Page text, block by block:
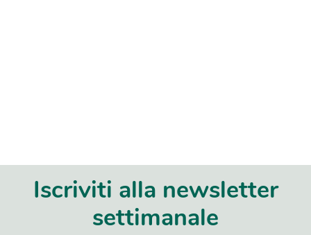
Iscriviti alla newsletter
settimanale